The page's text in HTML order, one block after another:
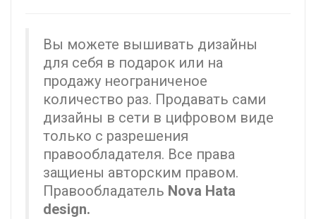
Вы можете вышивать дизайны
для себя в подарок или на
продажу неограниченое
количество раз. Продавать сами
дизайны в сети в цифровом виде
только с разрешения
правообладателя. Все права
защиены авторским правом.
Правообладатель Nova Hata
design.